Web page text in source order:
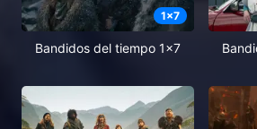
1x7
Bandidos del tiempo 1x7